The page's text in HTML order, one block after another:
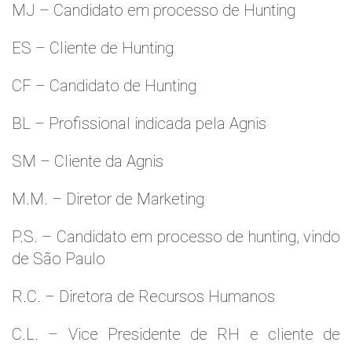
MJ – Candidato em processo de Hunting
ES – Cliente de Hunting
CF – Candidato de Hunting
BL – Profissional indicada pela Agnis
SM – Cliente da Agnis
M.M. – Diretor de Marketing
P.S. – Candidato em processo de hunting, vindo
de São Paulo
R.C. – Diretora de Recursos Humanos
C.L. – Vice Presidente de RH e cliente de